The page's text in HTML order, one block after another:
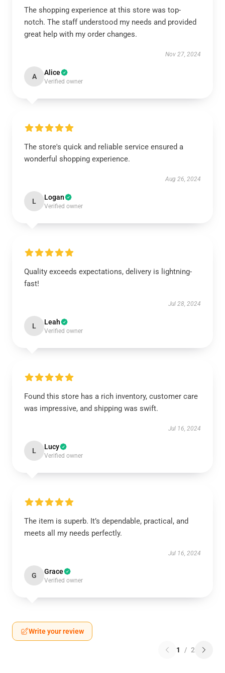
The shopping experience at this store was top-
notch. The staff understood my needs and provided
great help with my order changes.
Nov 27, 2024
A Alice
Verified owner
The store's quick and reliable service ensured a
wonderful shopping experience.
Aug 26, 2024
L Logan
Verified owner
Quality exceeds expectations, delivery is lightning-
fast!
Jul 28, 2024
L Leah
Verified owner
Found this store has a rich inventory, customer care
was impressive, and shipping was swift.
Jul 16, 2024
L Lucy
Verified owner
The item is superb. It’s dependable, practical, and
meets all my needs perfectly.
Jul 16, 2024
G Grace
Verified owner
Write your review
1 / 2